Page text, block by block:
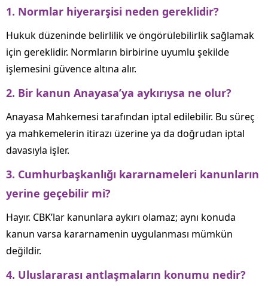
1. Normlar hiyerarşisi neden gereklidir?
Hukuk düzeninde belirlilik ve öngörülebilirlik sağlamak
için gereklidir. Normların birbirine uyumlu şekilde
işlemesini güvence altına alır.
2. Bir kanun Anayasa’ya aykırıysa ne olur?
Anayasa Mahkemesi tarafından iptal edilebilir. Bu süreç
ya mahkemelerin itirazı üzerine ya da doğrudan iptal
davasıyla işler.
3. Cumhurbaşkanlığı kararnameleri kanunların
yerine geçebilir mi?
Hayır. CBK’lar kanunlara aykırı olamaz; aynı konuda
kanun varsa kararnamenin uygulanması mümkün
değildir.
4. Uluslararası antlaşmaların konumu nedir?